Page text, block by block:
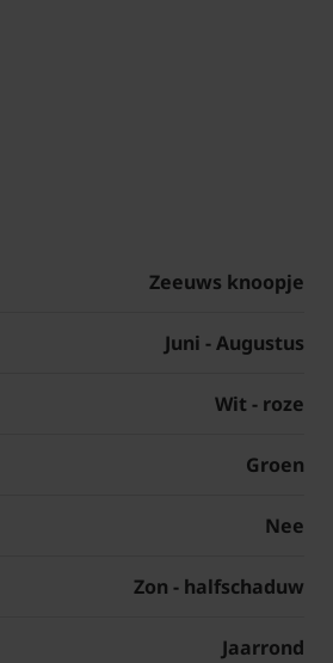
Zeeuws knoopje
Juni - Augustus
Wit - roze
Groen
Nee
Zon - halfschaduw
Jaarrond